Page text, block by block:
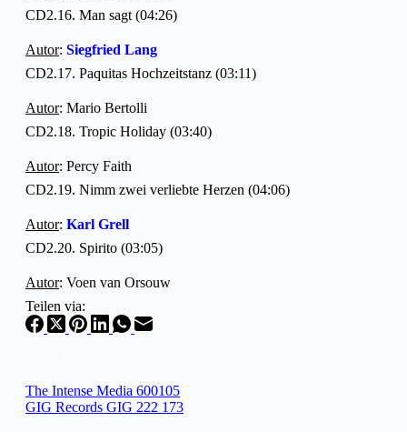
CD2.16. Man sagt (04:26)
Autor: Siegfried Lang
CD2.17. Paquitas Hochzeitstanz (03:11)
Autor: Mario Bertolli
CD2.18. Tropic Holiday (03:40)
Autor: Percy Faith
CD2.19. Nimm zwei verliebte Herzen (04:06)
Autor: Karl Grell
CD2.20. Spirito (03:05)
Autor: Voen van Orsouw
Teilen via:
The Intense Media 600105
GIG Records GIG 222 173